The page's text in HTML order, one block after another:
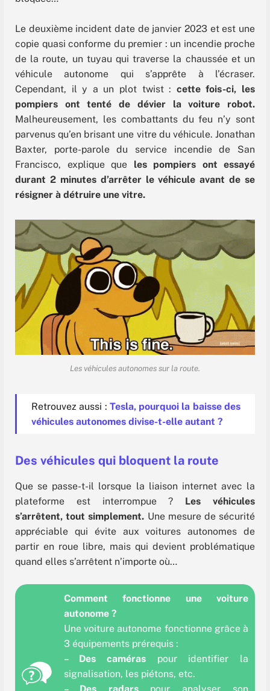
Le deuxième incident date de janvier 2023 et est une
copie quasi conforme du premier : un incendie proche
de la route, un tuyau qui traverse la chaussée et un
véhicule autonome qui s’apprête à l’écraser.
Cependant, il y a un plot twist : cette fois-ci, les
pompiers ont tenté de dévier la voiture robot.
Malheureusement, les combattants du feu n’y sont
parvenus qu’en brisant une vitre du véhicule. Jonathan
Baxter, porte-parole du service incendie de San
Francisco, explique que les pompiers ont essayé
durant 2 minutes d’arrêter le véhicule avant de se
résigner à détruire une vitre.
Les véhicules autonomes sur la route.
Retrouvez aussi : Tesla, pourquoi la baisse des
véhicules autonomes divise-t-elle autant ?
Des véhicules qui bloquent la route
Que se passe-t-il lorsque la liaison internet avec la
plateforme est interrompue ? Les véhicules
s’arrêtent, tout simplement. Une mesure de sécurité
appréciable qui évite aux voitures autonomes de
partir en roue libre, mais qui devient problématique
quand elles s’arrêtent n’importe où…
Comment fonctionne une voiture
autonome ?
Une voiture autonome fonctionne grâce à
3 équipements prérequis :
– Des caméras pour identifier la
signalisation, les piétons, etc.
– Des radarspour analyser son